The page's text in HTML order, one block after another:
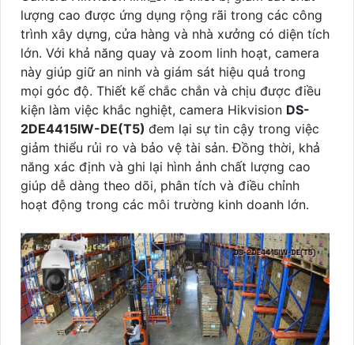
lượng cao được ứng dụng rộng rãi trong các công
trình xây dựng, cửa hàng và nhà xưởng có diện tích
lớn. Với khả năng quay và zoom linh hoạt, camera
này giúp giữ an ninh và giám sát hiệu quả trong
mọi góc độ. Thiết kế chắc chắn và chịu được điều
kiện làm việc khắc nghiệt, camera Hikvision DS-
2DE4415IW-DE(T5) đem lại sự tin cậy trong việc
giảm thiểu rủi ro và bảo vệ tài sản. Đồng thời, khả
năng xác định và ghi lại hình ảnh chất lượng cao
giúp dễ dàng theo dõi, phân tích và điều chỉnh
hoạt động trong các môi trường kinh doanh lớn.